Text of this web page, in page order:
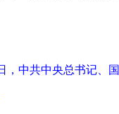
，中共中央总书记、